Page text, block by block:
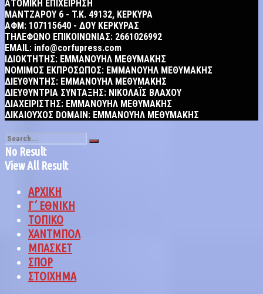
ΑΤΟΜΙΚΗ ΕΠΙΧΕΙΡΗΣΗ
MANTZAΡΟΥ 6 - T.K. 49132, ΚΕΡΚΥΡΑ
ΑΦΜ: 107115640 - ΔΟΥ ΚΕΡΚΥΡΑΣ
ΤΗΛΕΦΩΝΟ ΕΠΙΚΟΙΝΩΝΙΑΣ: 2661026992
EMAIL: info@corfupress.com
ΙΔΙΟΚΤΗΤΗΣ: EMMANOYΗΛ ΜΕΘΥΜΑΚΗΣ
ΝΟΜΙΜΟΣ ΕΚΠΡΟΣΩΠΟΣ: EMMANOYΗΛ ΜΕΘΥΜΑΚΗΣ
ΔΙΕΥΘΥΝΤΗΣ: EMMANOYΗΛ ΜΕΘΥΜΑΚΗΣ
ΔΙΕΥΘΥΝΤΡΙΑ ΣΥΝΤΑΞΗΣ: ΝΙΚΟΛΑΪΣ ΒΛΑΧΟΥ
ΔΙΑΧΕΙΡΙΣΤΗΣ: EMMANOYΗΛ ΜΕΘΥΜΑΚΗΣ
ΔΙΚΑΙΟΥΧΟΣ DOMAIN: ΕΜΜΑΝΟΥΗΛ ΜΕΘΥΜΑΚΗΣ
No Result
View All Result
ΑΡΧΙΚΗ
Γ΄ ΕΘΝΙΚΗ
ΤΟΠΙΚΟ
ΧΑΝΤΜΠΟΛ
ΜΠΑΣΚΕΤ
ΣΠΟΡ
ΣΤΟΙΧΗΜΑ